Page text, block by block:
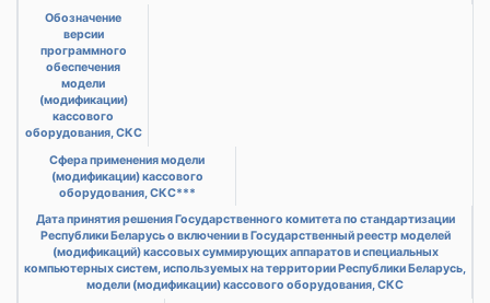
Обозначение
версии
программного
обеспечения
модели
(модификации)
кассового
оборудования, СКС
Сфера применения модели
(модификации) кассового
оборудования, СКС***
Дата принятия решения Государственного комитета по стандартизации
Республики Беларусь о включении в Государственный реестр моделей
(модификаций) кассовых суммирующих аппаратов и специальных
компьютерных систем, используемых на территории Республики Беларусь,
модели (модификации) кассового оборудования, СКС